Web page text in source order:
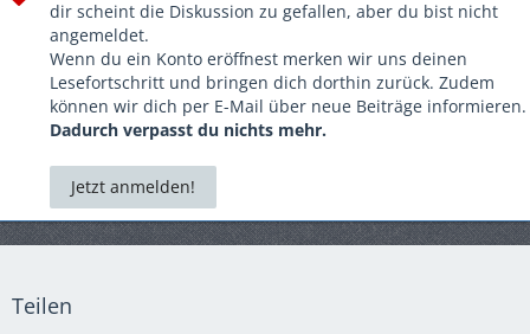
dir scheint die Diskussion zu gefallen, aber du bist nicht
angemeldet.
Wenn du ein Konto eröffnest merken wir uns deinen
Lesefortschritt und bringen dich dorthin zurück. Zudem
können wir dich per E-Mail über neue Beiträge informieren.
Dadurch verpasst du nichts mehr.
Jetzt anmelden!
Teilen